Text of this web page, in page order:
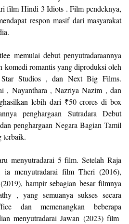
film Hindi 3 Idiots . Film pendeknya,
respon masif dari masyarakat
memulai debut penyutradaraannya
komedi romantis yang diproduksi oleh
Studios , dan Next Big Films.
, Nayanthara , Nazriya Nazim , dan
lebih dari ₹50 crores di box
penghargaan Sutradara Debut
penghargaan Negara Bagian Tamil
terbaik.
menyutradarai 5 film. Setelah Raja
ia menyutradarai film Theri (2016),
hampir sebagian besar filmnya
, yang semuanya sukses secara
dan memenangkan beberapa
menyutradarai Jawan (2023) film